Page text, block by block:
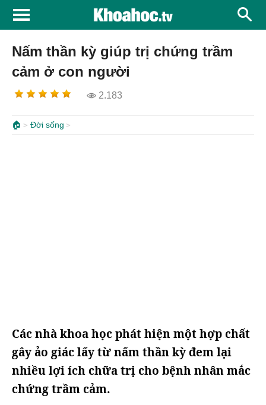
Nấm thần kỳ giúp trị chứng trầm
cảm ở con người
2.183
🏠 Đời sống
Các nhà khoa học phát hiện một hợp chất
gây ảo giác lấy từ nấm thần kỳ đem lại
nhiều lợi ích chữa trị cho bệnh nhân mắc
chứng trầm cảm.